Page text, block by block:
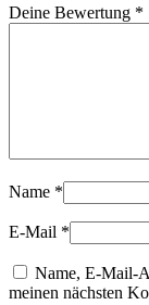
Deine Bewertung *
Name *
E-Mail *
Name, E-Mail-
meinen nächsten